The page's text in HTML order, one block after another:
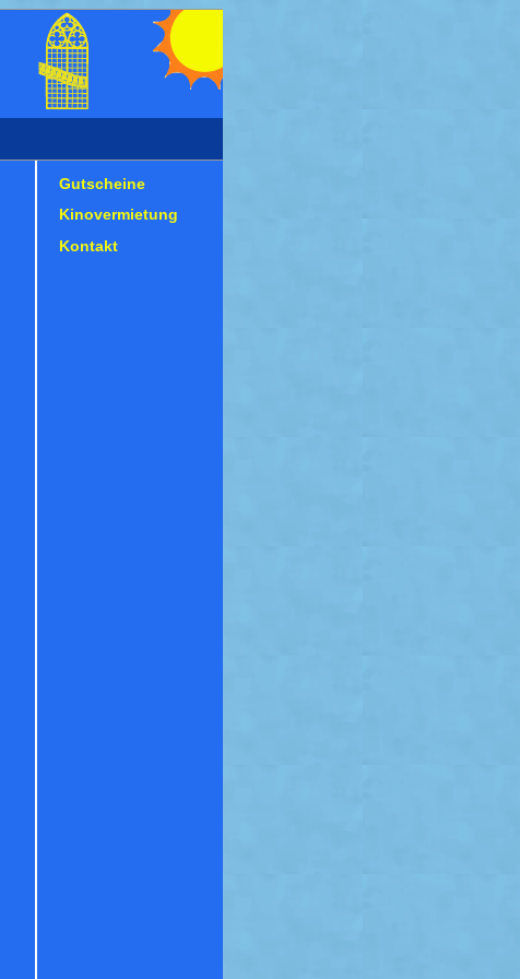
Gutscheine
Kinovermietung
Kontakt